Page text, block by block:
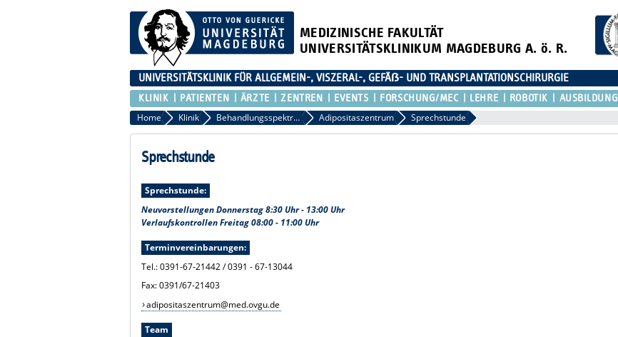
MEDIZINISCHE FAKULTÄT
UNIVERSITÄTSKLINIKUM MAGDEBURG A. ö. R.
UNIVERSITÄTSKLINIK FÜR ALLGEMEIN-, VISZERAL-, GEFÄẞ- UND TRANSPLANTATIONSCHIRURGIE
KLINIK PATIENTEN ÄRZTE ZENTREN EVENTS FORSCHUNG/MEC LEHRE ROBOTIK AUSBILDUNG
Home Klinik Behandlungsspektrum und Sprechstunden Adipositaszentrum Sprechstunde
Sprechstunde
Sprechstunde:
Neuvorstellungen Donnerstag 8:30 Uhr - 13:00 Uhr
Verlaufskontrollen Freitag 08:00 - 11:00 Uhr
Terminvereinbarungen:
Tel.: 0391-67-21442 / 0391 - 67-13044
Fax: 0391/67-21403
adipositaszentrum@med.ovgu.de
Team